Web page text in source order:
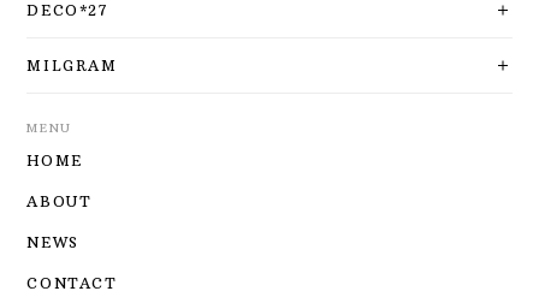
DECO*27
MILGRAM
MENU
HOME
ABOUT
NEWS
CONTACT